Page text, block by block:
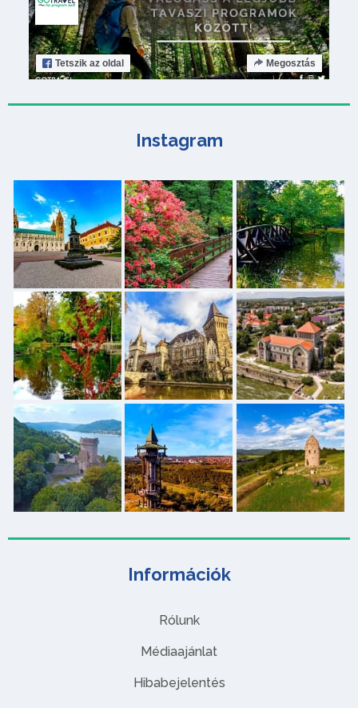
Információk
Rólunk
Médiaajánlat
Hibabejelentés
Tetszik az oldal Megosztás
Instagram